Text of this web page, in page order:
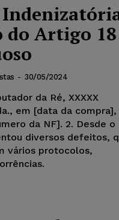
do Artigo
- 30/05/2024
da Ré, XXXXX
em [data da compra],
da NF]. 2. Desde o
diversos defeitos,
vários protocolos,